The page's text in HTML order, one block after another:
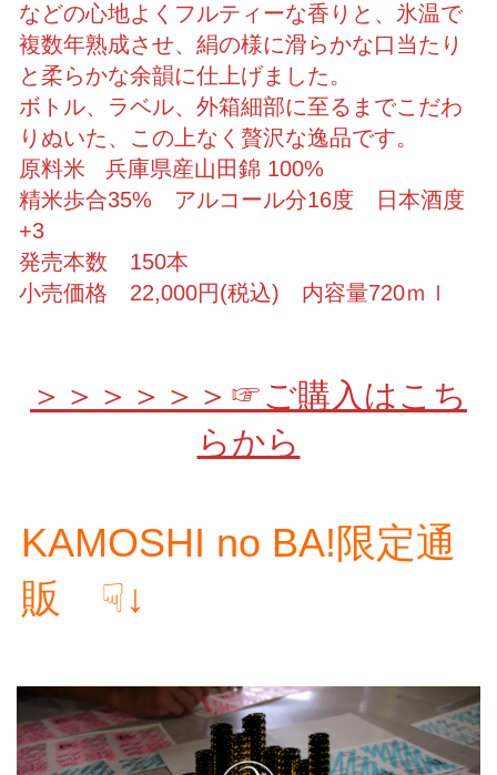
などの心地よくフルティーな香りと、氷温で
複数年熟成させ、絹の様に滑らかな口当たり
と柔らかな余韻に仕上げました。
ボトル、ラベル、外箱細部に至るまでこだわ
りぬいた、この上なく贅沢な逸品です。
原料米 兵庫県産山田錦 100%
精米歩合35% アルコール分16度 日本酒度
+3
発売本数 150本
小売価格 22,000円(税込) 内容量720ｍｌ
＞＞＞＞＞＞☞ご購入はこち
らから
KAMOSHI no BA!限定通
販 ☟↓